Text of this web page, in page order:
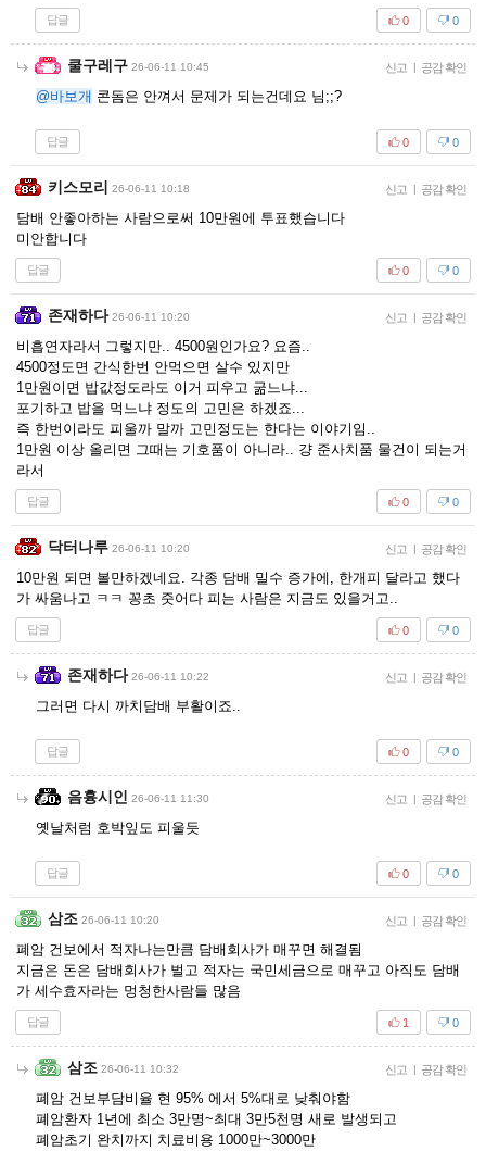
답글 0
0
쿨구레구 26-06-11 10:45 신고 | 공감 확인
@바보개 콘돔은 안껴서 문제가 되는건데요 님;;?
답글 0
0
키스모리 26-06-11 10:18 신고 | 공감 확인
담배 안좋아하는 사람으로써 10만원에 투표했습니다
미안합니다
답글 0
0
존재하다 26-06-11 10:20 신고 | 공감 확인
비흡연자라서 그렇지만.. 4500원인가요? 요즘..
4500정도면 간식한번 안먹으면 살수 있지만
1만원이면 밥값정도라도 이거 피우고 굶느냐...
포기하고 밥을 먹느냐 정도의 고민은 하겠죠...
즉 한번이라도 피울까 말까 고민정도는 한다는 이야기임..
1만원 이상 올리면 그때는 기호품이 아니라.. 걍 준사치품 물건이 되는거
라서
답글 0
0
닥터나루 26-06-11 10:20 신고 | 공감 확인
10만원 되면 볼만하겠네요. 각종 담배 밀수 증가에, 한개피 달라고 했다
가 싸움나고 ㅋㅋ 꽁초 줏어다 피는 사람은 지금도 있을거고..
답글 0
0
존재하다 26-06-11 10:22 신고 | 공감 확인
그러면 다시 까치담배 부활이죠..
답글 0
0
음흉시인 26-06-11 11:30 신고 | 공감 확인
옛날처럼 호박잎도 피울듯
답글 0
0
삼조 26-06-11 10:20 신고 | 공감 확인
폐암 건보에서 적자나는만큼 담배회사가 매꾸면 해결됨
지금은 돈은 담배회사가 벌고 적자는 국민세금으로 매꾸고 아직도 담배
가 세수효자라는 멍청한사람들 많음
답글 0
1
삼조 26-06-11 10:32 신고 | 공감 확인
폐암 건보부담비율 현 95% 에서 5%대로 낮춰야함
폐암환자 1년에 최소 3만명~최대 3만5천명 새로 발생되고
폐암초기 완치까지 치료비용 1000만~3000만